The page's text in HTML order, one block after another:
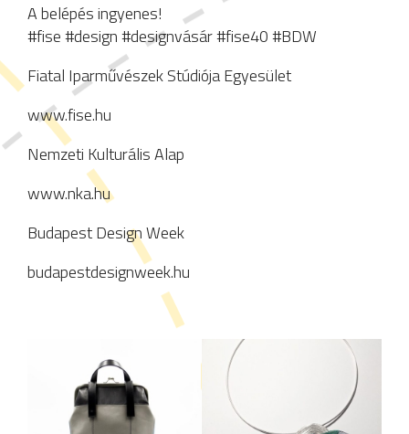
A belépés ingyenes!
#fise #design #designvásár #fise40 #BDW
Fiatal Iparművészek Stúdiója Egyesület
www.fise.hu
Nemzeti Kulturális Alap
www.nka.hu
Budapest Design Week
budapestdesignweek.hu